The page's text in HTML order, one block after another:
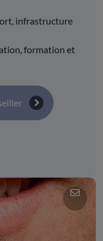
infrastructure
formation et